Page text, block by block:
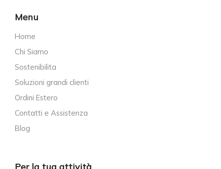
Menu
Home
Chi Siamo
Sostenibilita
Soluzioni grandi clienti
Ordini Estero
Contatti e Assistenza
Blog